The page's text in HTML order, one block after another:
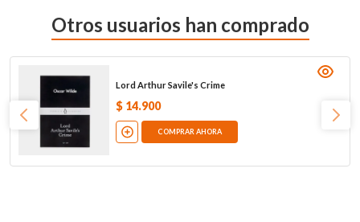
Otros usuarios han comprado
Lord Arthur Savile's Crime
$ 14.900
COMPRAR AHORA